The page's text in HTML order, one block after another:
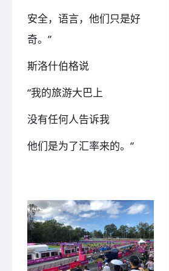
安全，语言，他们只是好
奇。”
斯洛什伯格说
“我的旅游大巴上
没有任何人告诉我
他们是为了汇率来的。”